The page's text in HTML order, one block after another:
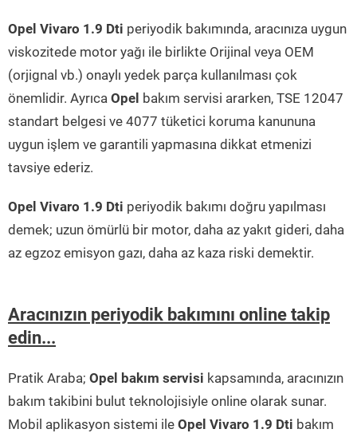
Opel Vivaro 1.9 Dti periyodik bakımında, aracınıza uygun
viskozitede motor yağı ile birlikte Orijinal veya OEM
(orjignal vb.) onaylı yedek parça kullanılması çok
önemlidir. Ayrıca Opel bakım servisi ararken, TSE 12047
standart belgesi ve 4077 tüketici koruma kanununa
uygun işlem ve garantili yapmasına dikkat etmenizi
tavsiye ederiz.
Opel Vivaro 1.9 Dti periyodik bakımı doğru yapılması
demek; uzun ömürlü bir motor, daha az yakıt gideri, daha
az egzoz emisyon gazı, daha az kaza riski demektir.
Aracınızın periyodik bakımını online takip
edin...
Pratik Araba; Opel bakım servisi kapsamında, aracınızın
bakım takibini bulut teknolojisiyle online olarak sunar.
Mobil aplikasyon sistemi ile Opel Vivaro 1.9 Dti bakım